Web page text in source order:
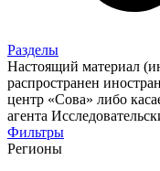
Разделы
Настоящий материал
распространен
центр «Сова» либо
агента
Фильтры
Регионы